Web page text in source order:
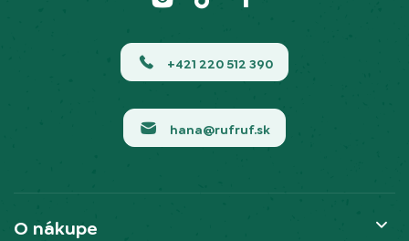
+421 220 512 390
hana@rufruf.sk
O nákupe